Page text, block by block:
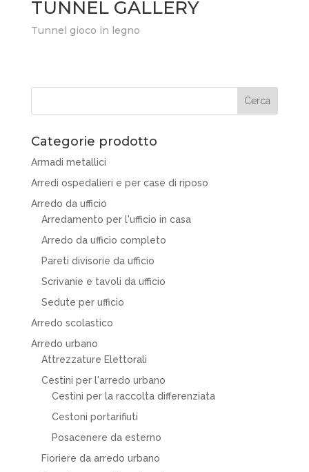
TUNNEL GALLERY
Tunnel gioco in legno
Categorie prodotto
Armadi metallici
Arredi ospedalieri e per case di riposo
Arredo da ufficio
Arredamento per l'ufficio in casa
Arredo da ufficio completo
Pareti divisorie da ufficio
Scrivanie e tavoli da ufficio
Sedute per ufficio
Arredo scolastico
Arredo urbano
Attrezzature Elettorali
Cestini per l'arredo urbano
Cestini per la raccolta differenziata
Cestoni portarifiuti
Posacenere da esterno
Fioriere da arredo urbano